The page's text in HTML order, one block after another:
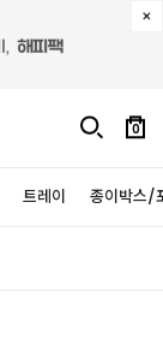
0
트레이 종이박스/